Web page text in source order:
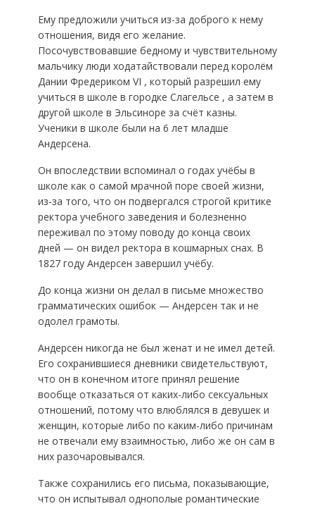
Ему предложили учиться из-за доброго к нему
отношения, видя его желание.
Посочувствовавшие бедному и чувствительному
мальчику люди ходатайствовали перед королём
Дании Фредериком VI , который разрешил ему
учиться в школе в городке Слагельсе , а затем в
другой школе в Эльсиноре за счёт казны.
Ученики в школе были на 6 лет младше
Андерсена.
Он впоследствии вспоминал о годах учёбы в
школе как о самой мрачной поре своей жизни,
из-за того, что он подвергался строгой критике
ректора учебного заведения и болезненно
переживал по этому поводу до конца своих
дней — он видел ректора в кошмарных снах. В
1827 году Андерсен завершил учёбу.
До конца жизни он делал в письме множество
грамматических ошибок — Андерсен так и не
одолел грамоты.
Андерсен никогда не был женат и не имел детей.
Его сохранившиеся дневники свидетельствуют,
что он в конечном итоге принял решение
вообще отказаться от каких-либо сексуальных
отношений, потому что влюблялся в девушек и
женщин, которые либо по каким-либо причинам
не отвечали ему взаимностью, либо же он сам в
них разочаровывался.
Также сохранились его письма, показывающие,
что он испытывал однополые романтические